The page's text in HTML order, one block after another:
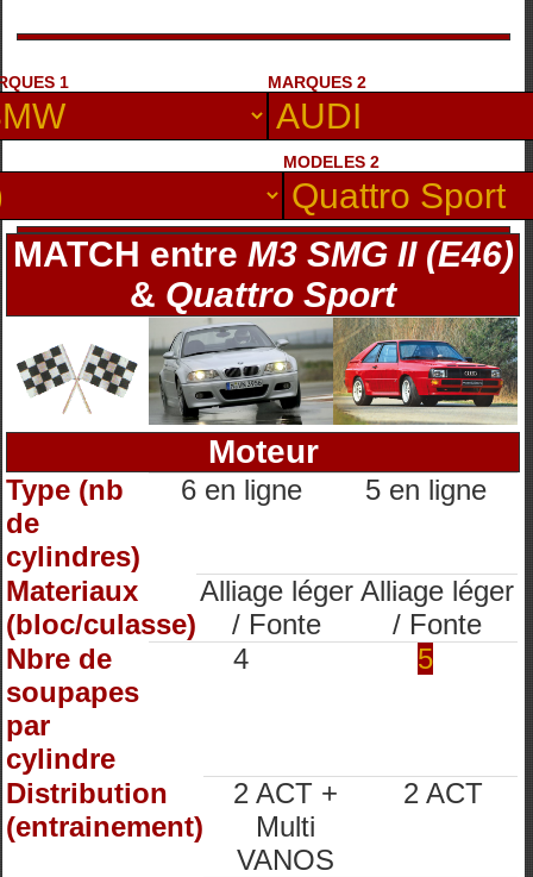
1 MARQUES 2
MODELES 2
MATCH entre M3 SMG II (E46)
& Quattro Sport
Moteur
Type (nb
de
cylindres)
6 en ligne 5 en ligne
Materiaux
(bloc/culasse)
Alliage léger
/ Fonte
Alliage léger
/ Fonte
Nbre de
soupapes
par
cylindre
4 5
Distribution
(entrainement)
2 ACT +
Multi
VANOS
2 ACT